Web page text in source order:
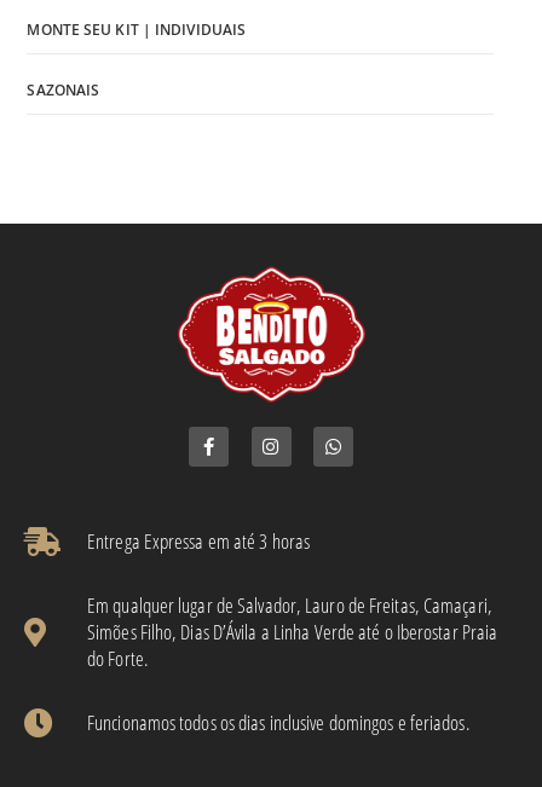
MONTE SEU KIT | INDIVIDUAIS
SAZONAIS
Entrega Expressa em até 3 horas​
Em qualquer lugar de Salvador, Lauro de Freitas, Camaçari,
Simões Filho, Dias D’Ávila a Linha Verde até o Iberostar Praia
do Forte.
Funcionamos todos os dias inclusive domingos e feriados.